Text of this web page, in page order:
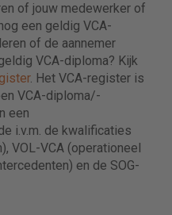
of jouw medewerker of
een geldig VCA-
of de aannemer
VCA-diploma? Kijk
. Het VCA-register is
VCA-diploma/-
een
i.v.m. de kwalificaties
VOL-VCA (operationeel
en de SOG-